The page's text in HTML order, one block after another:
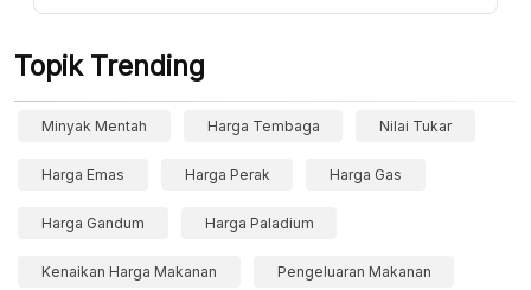
Topik Trending
Minyak Mentah Harga Tembaga Nilai Tukar
Harga Emas Harga Perak Harga Gas
Harga Gandum Harga Paladium
Kenaikan Harga Makanan Pengeluaran Makanan